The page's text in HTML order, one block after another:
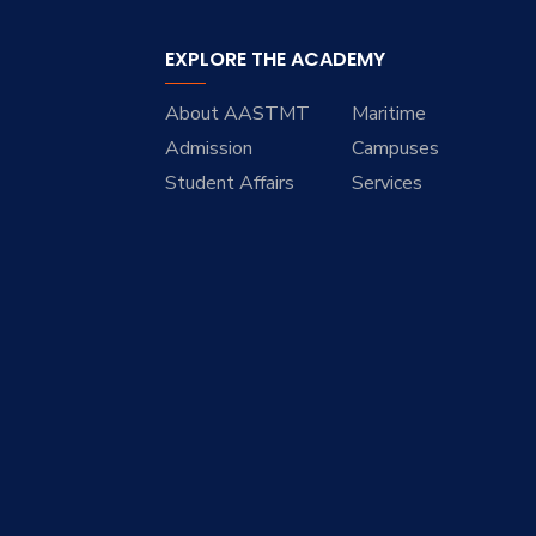
EXPLORE THE ACADEMY
About AASTMT
Maritime
Admission
Campuses
Student Affairs
Services